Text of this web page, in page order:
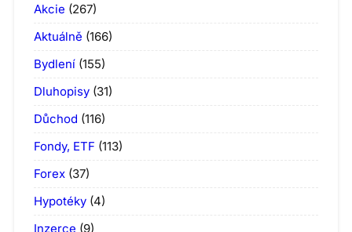
Akcie (267)
Aktuálně (166)
Bydlení (155)
Dluhopisy (31)
Důchod (116)
Fondy, ETF (113)
Forex (37)
Hypotéky (4)
Inzerce (9)